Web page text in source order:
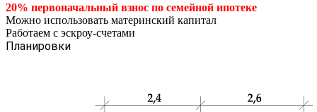
20% первоначальный взнос по семейной ипотеке
Можно использовать материнский капитал
Работаем с эскроу-счетами
Планировки